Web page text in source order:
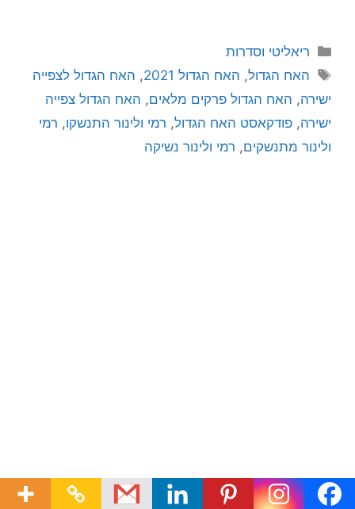
ריאליטי וסדרות
האח הגדול, האח הגדול 2021 , האח הגדול לצפייה
ישירה, האח הגדול פרקים מלאים, האח הגדול צפייה
ישירה, פודקאסט האח הגדול, רמי ולינור התנשקו, רמי
ולינור מתנשקים, רמי ולינור נשיקה